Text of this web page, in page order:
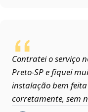
Contratei o serviço
Preto‑SP e fiquei
instalação bem
corretamente, sem